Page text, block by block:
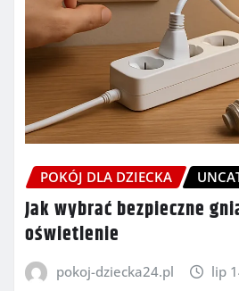
POKÓJ DLA DZIECKA
Jak wybrać bezpieczne
oświetlenie
pokoj-dziecka24.pl lip